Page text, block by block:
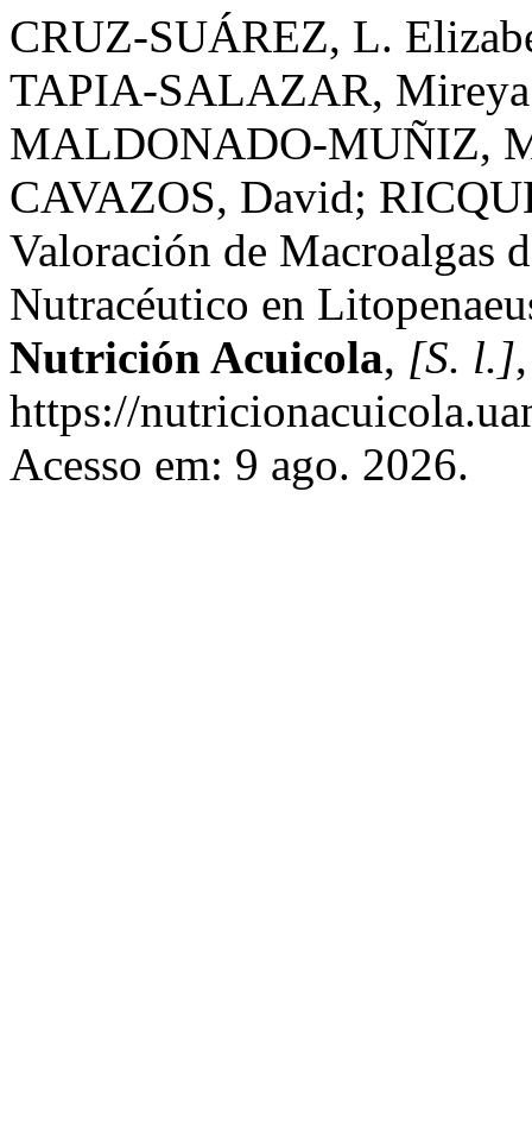
CRUZ-SUÁREZ, L.
TAPIA-SALAZAR,
MALDONADO-MUÑIZ,
CAVAZOS, David;
Valoración de Macroalgas
Nutracéutico en
Nutrición Acuicola, [S. l.]
https://
Acesso em: 9 ago. 2026.